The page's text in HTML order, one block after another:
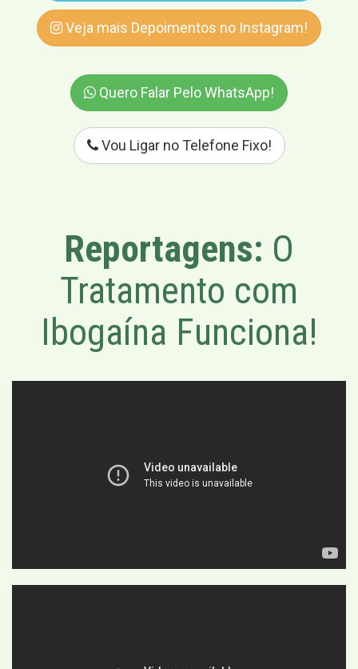
Veja mais Depoimentos no Instagram!
Quero Falar Pelo WhatsApp!
Vou Ligar no Telefone Fixo!
Reportagens: O
Tratamento com
Ibogaína Funciona!